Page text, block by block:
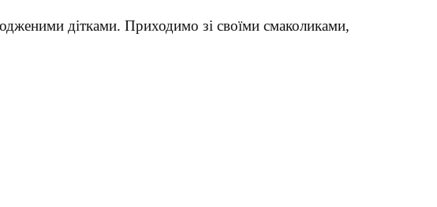
дітками. Приходимо зі своїми смаколиками,